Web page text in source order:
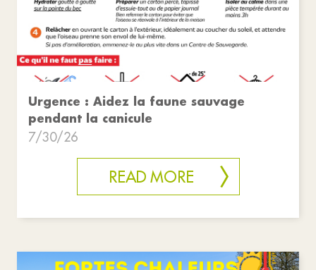
Urgence : Aidez la faune sauvage
pendant la canicule
7/30/26
READ MORE